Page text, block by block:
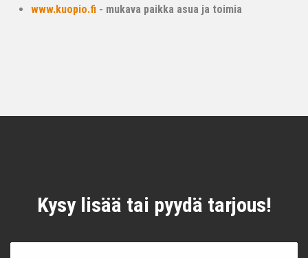
www.kuopio.fi - mukava paikka asua ja toimia
Kysy lisää tai pyydä tarjous!